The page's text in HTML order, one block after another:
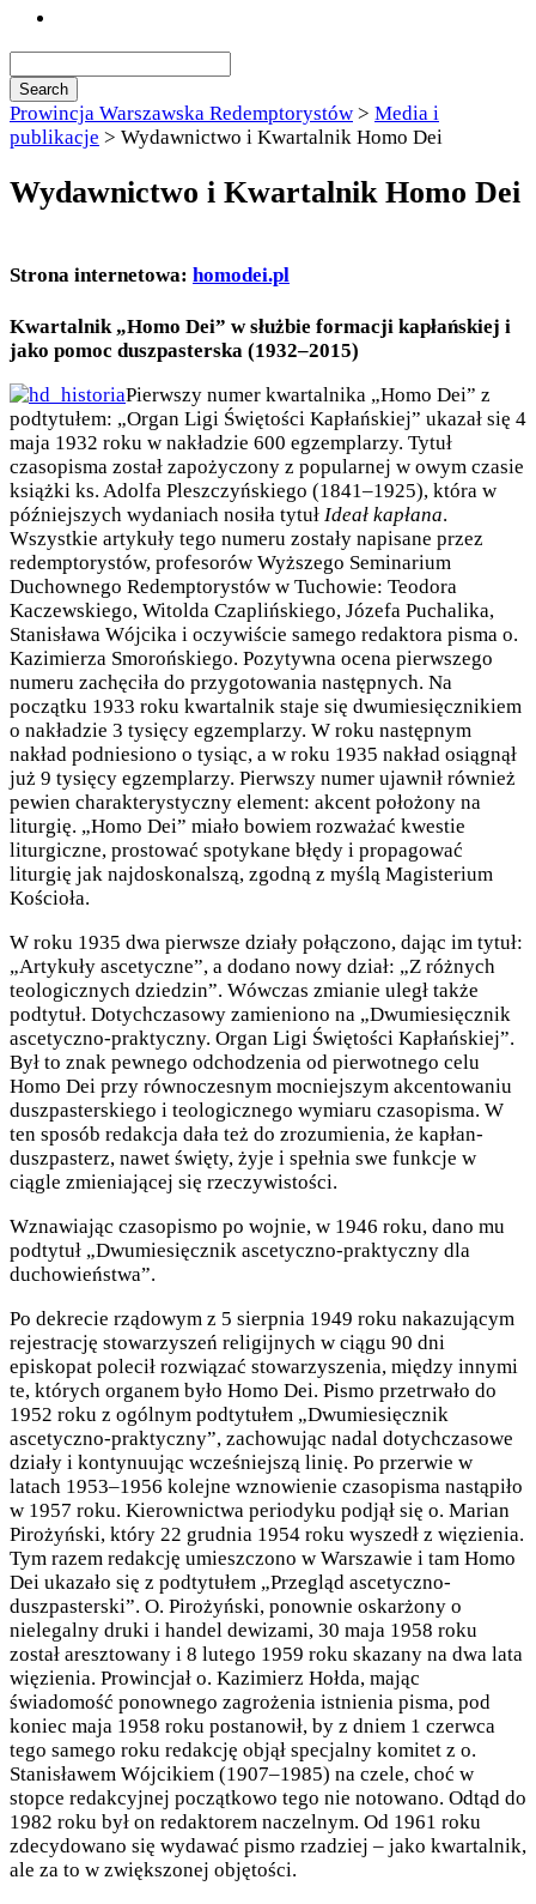
Prowincja Warszawska Redemptorystów > Media i
publikacje > Wydawnictwo i Kwartalnik Homo Dei
Wydawnictwo i Kwartalnik Homo Dei
Strona internetowa: homodei.pl
Kwartalnik „Homo Dei” w służbie formacji kapłańskiej i
jako pomoc duszpasterska (1932–2015)
Pierwszy numer kwartalnika „Homo Dei” z
podtytułem: „Organ Ligi Świętości Kapłańskiej” ukazał się 4
maja 1932 roku w nakładzie 600 egzemplarzy. Tytuł
czasopisma został zapożyczony z popularnej w owym czasie
książki ks. Adolfa Pleszczyńskiego (1841–1925), która w
późniejszych wydaniach nosiła tytuł Ideał kapłana.
Wszystkie artykuły tego numeru zostały napisane przez
redemptorystów, profesorów Wyższego Seminarium
Duchownego Redemptorystów w Tuchowie: Teodora
Kaczewskiego, Witolda Czaplińskiego, Józefa Puchalika,
Stanisława Wójcika i oczywiście samego redaktora pisma o.
Kazimierza Smorońskiego. Pozytywna ocena pierwszego
numeru zachęciła do przygotowania następnych. Na
początku 1933 roku kwartalnik staje się dwumiesięcznikiem
o nakładzie 3 tysięcy egzemplarzy. W roku następnym
nakład podniesiono o tysiąc, a w roku 1935 nakład osiągnął
już 9 tysięcy egzemplarzy. Pierwszy numer ujawnił również
pewien charakterystyczny element: akcent położony na
liturgię. „Homo Dei” miało bowiem rozważać kwestie
liturgiczne, prostować spotykane błędy i propagować
liturgię jak najdoskonalszą, zgodną z myślą Magisterium
Kościoła.
W roku 1935 dwa pierwsze działy połączono, dając im tytuł:
„Artykuły ascetyczne”, a dodano nowy dział: „Z różnych
teologicznych dziedzin”. Wówczas zmianie uległ także
podtytuł. Dotychczasowy zamieniono na „Dwumiesięcznik
ascetyczno-praktyczny. Organ Ligi Świętości Kapłańskiej”.
Był to znak pewnego odchodzenia od pierwotnego celu
Homo Dei przy równoczesnym mocniejszym akcentowaniu
duszpasterskiego i teologicznego wymiaru czasopisma. W
ten sposób redakcja dała też do zrozumienia, że kapłan-
duszpasterz, nawet święty, żyje i spełnia swe funkcje w
ciągle zmieniającej się rzeczywistości.
Wznawiając czasopismo po wojnie, w 1946 roku, dano mu
podtytuł „Dwumiesięcznik ascetyczno-praktyczny dla
duchowieństwa”.
Po dekrecie rządowym z 5 sierpnia 1949 roku nakazującym
rejestrację stowarzyszeń religijnych w ciągu 90 dni
episkopat polecił rozwiązać stowarzyszenia, między innymi
te, których organem było Homo Dei. Pismo przetrwało do
1952 roku z ogólnym podtytułem „Dwumiesięcznik
ascetyczno-praktyczny”, zachowując nadal dotychczasowe
działy i kontynuując wcześniejszą linię. Po przerwie w
latach 1953–1956 kolejne wznowienie czasopisma nastąpiło
w 1957 roku. Kierownictwa periodyku podjął się o. Marian
Pirożyński, który 22 grudnia 1954 roku wyszedł z więzienia.
Tym razem redakcję umieszczono w Warszawie i tam Homo
Dei ukazało się z podtytułem „Przegląd ascetyczno-
duszpasterski”. O. Pirożyński, ponownie oskarżony o
nielegalny druki i handel dewizami, 30 maja 1958 roku
został aresztowany i 8 lutego 1959 roku skazany na dwa lata
więzienia. Prowincjał o. Kazimierz Hołda, mając
świadomość ponownego zagrożenia istnienia pisma, pod
koniec maja 1958 roku postanowił, by z dniem 1 czerwca
tego samego roku redakcję objął specjalny komitet z o.
Stanisławem Wójcikiem (1907–1985) na czele, choć w
stopce redakcyjnej początkowo tego nie notowano. Odtąd do
1982 roku był on redaktorem naczelnym. Od 1961 roku
zdecydowano się wydawać pismo rzadziej – jako kwartalnik,
ale za to w zwiększonej objętości.